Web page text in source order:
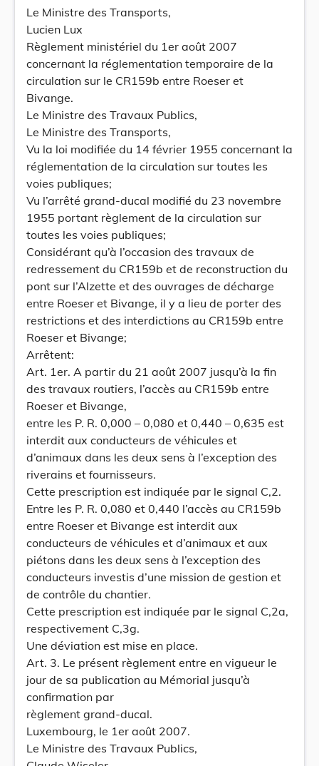
Le Ministre des Transports,
Lucien Lux
Règlement ministériel du 1er août 2007
concernant la réglementation temporaire de la
circulation sur le CR159b entre Roeser et
Bivange.
Le Ministre des Travaux Publics,
Le Ministre des Transports,
Vu la loi modifiée du 14 février 1955 concernant la
réglementation de la circulation sur toutes les
voies publiques;
Vu l’arrêté grand-ducal modifié du 23 novembre
1955 portant règlement de la circulation sur
toutes les voies publiques;
Considérant qu’à l’occasion des travaux de
redressement du CR159b et de reconstruction du
pont sur l’Alzette et des ouvrages de décharge
entre Roeser et Bivange, il y a lieu de porter des
restrictions et des interdictions au CR159b entre
Roeser et Bivange;
Arrêtent:
Art. 1er. A partir du 21 août 2007 jusqu’à la fin
des travaux routiers, l’accès au CR159b entre
Roeser et Bivange,
entre les P. R. 0,000 – 0,080 et 0,440 – 0,635 est
interdit aux conducteurs de véhicules et
d’animaux dans les deux sens à l’exception des
riverains et fournisseurs.
Cette prescription est indiquée par le signal C,2.
Entre les P. R. 0,080 et 0,440 l’accès au CR159b
entre Roeser et Bivange est interdit aux
conducteurs de véhicules et d’animaux et aux
piétons dans les deux sens à l’exception des
conducteurs investis d’une mission de gestion et
de contrôle du chantier.
Cette prescription est indiquée par le signal C,2a,
respectivement C,3g.
Une déviation est mise en place.
Art. 3. Le présent règlement entre en vigueur le
jour de sa publication au Mémorial jusqu’à
confirmation par
règlement grand-ducal.
Luxembourg, le 1er août 2007.
Le Ministre des Travaux Publics,